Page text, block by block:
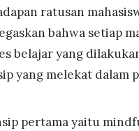
ratusan
bahwa setiap
belajar yang
yang melekat dalam
pertama yaitu